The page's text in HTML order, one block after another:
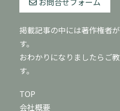
掲載記事の中には著作権者
す。
おわかりになりましたらご
す。
TOP
会社概要